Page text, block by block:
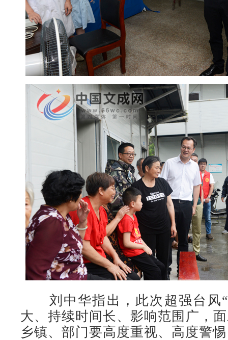
刘中华指出，此次超强台风“
大、持续时间长、影响范围广，
乡镇、部门要高度重视、高度警